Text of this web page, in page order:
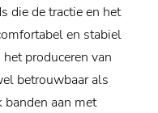
die de tractie en het
en stabiel
produceren van
betrouwbaar als
banden aan met